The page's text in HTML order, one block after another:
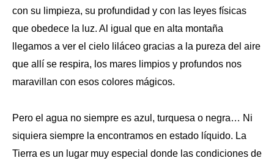
con su limpieza, su profundidad y con las leyes físicas
que obedece la luz. Al igual que en alta montaña
llegamos a ver el cielo liláceo gracias a la pureza del aire
que allí se respira, los mares limpios y profundos nos
maravillan con esos colores mágicos.
Pero el agua no siempre es azul, turquesa o negra… Ni
siquiera siempre la encontramos en estado líquido. La
Tierra es un lugar muy especial donde las condiciones de